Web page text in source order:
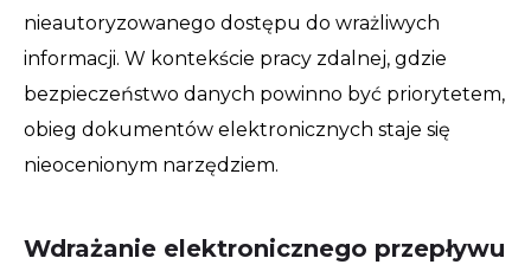
nieautoryzowanego dostępu do wrażliwych
informacji. W kontekście pracy zdalnej, gdzie
bezpieczeństwo danych powinno być priorytetem,
obieg dokumentów elektronicznych staje się
nieocenionym narzędziem.
Wdrażanie elektronicznego przepływu